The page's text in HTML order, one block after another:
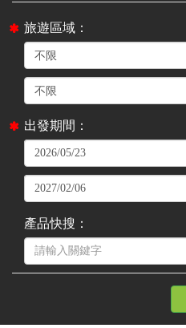
旅遊區域：
出發期間：
產品快搜：